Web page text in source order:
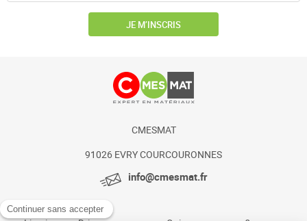
JE M’INSCRIS
CMESMAT
91026 EVRY COURCOURONNES
info@cmesmat.fr